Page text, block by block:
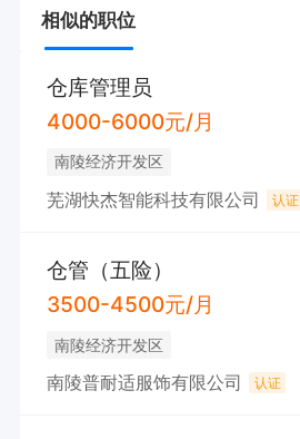
相似的职位
仓库管理员
4000-6000元/月
南陵经济开发区
芜湖快杰智能科技有限公司 认证
仓管（五险）
3500-4500元/月
南陵经济开发区
南陵普耐适服饰有限公司 认证